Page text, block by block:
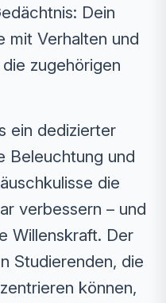
Dein
mit Verhalten und
zugehörigen
ein dedizierter
Beleuchtung und
die
verbessern – und
Willenskraft. Der
Studierenden, die
können,